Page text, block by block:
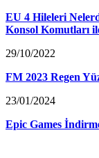
EU 4 Hileleri
Konsol Komutları
29/10/2022
FM 2023 Regen
23/01/2024
Epic Games